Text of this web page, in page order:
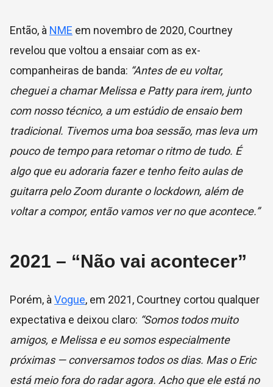
Então, à NME em novembro de 2020, Courtney
revelou que voltou a ensaiar com as ex-
companheiras de banda: “Antes de eu voltar,
cheguei a chamar Melissa e Patty para irem, junto
com nosso técnico, a um estúdio de ensaio bem
tradicional. Tivemos uma boa sessão, mas leva um
pouco de tempo para retomar o ritmo de tudo. É
algo que eu adoraria fazer e tenho feito aulas de
guitarra pelo Zoom durante o lockdown, além de
voltar a compor, então vamos ver no que acontece.”
2021 – “Não vai acontecer”
Porém, à Vogue, em 2021, Courtney cortou qualquer
expectativa e deixou claro: “Somos todos muito
amigos, e Melissa e eu somos especialmente
próximas — conversamos todos os dias. Mas o Eric
está meio fora do radar agora. Acho que ele está no